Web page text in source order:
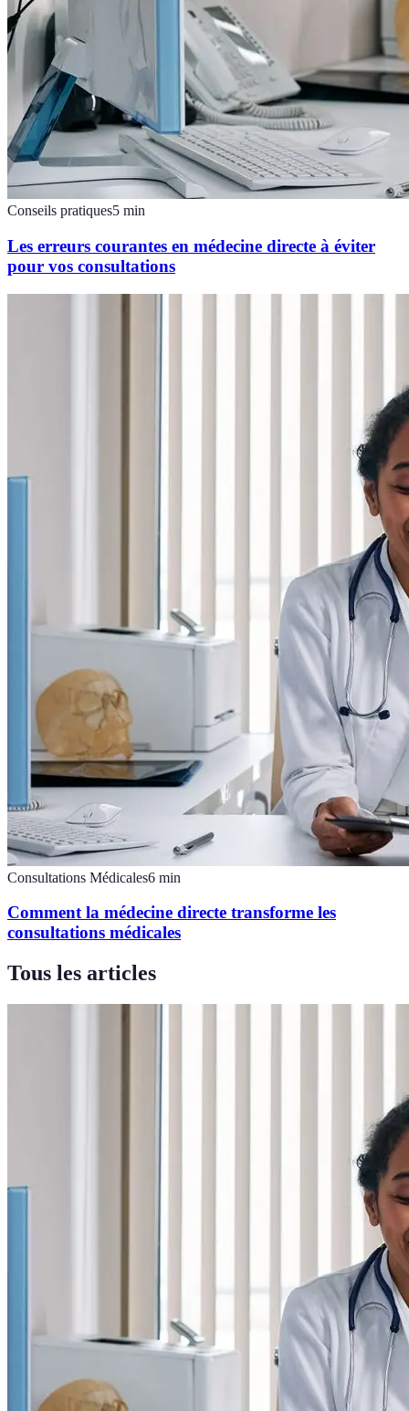
Conseils pratiques5 min
Les erreurs courantes en médecine directe à éviter
pour vos consultations
Consultations Médicales6 min
Comment la médecine directe transforme les
consultations médicales
Tous les articles